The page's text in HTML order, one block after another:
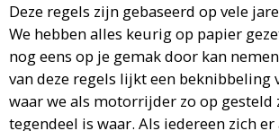
Deze regels zijn gebaseerd op vele
We hebben alles keurig op papier
nog eens op je gemak door kan
van deze regels lijkt een beknibbeling
waar we als motorrijder zo op gesteld
tegendeel is waar. Als iedereen zich